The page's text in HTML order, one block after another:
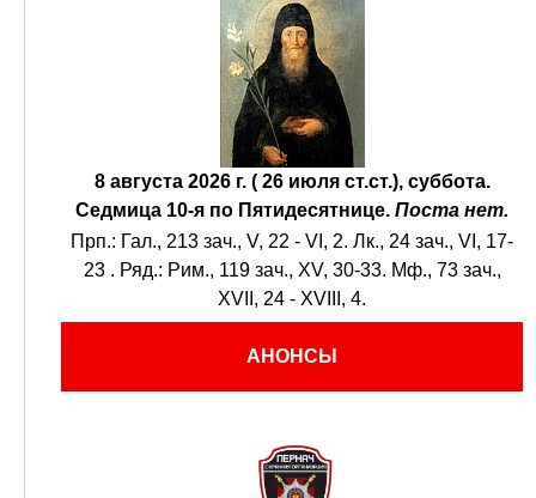
8 августа 2026 г. ( 26 июля ст.ст.), суббота.
Седмица 10-я по Пятидесятнице. Поста нет.
Прп.: Гал., 213 зач., V, 22 - VI, 2. Лк., 24 зач., VI, 17-
23 . Ряд.: Рим., 119 зач., XV, 30-33. Мф., 73 зач.,
XVII, 24 - XVIII, 4.
АНОНСЫ